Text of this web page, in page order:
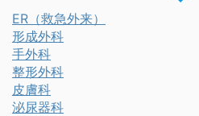
ER（救急外来）
形成外科
手外科
整形外科
皮膚科
泌尿器科